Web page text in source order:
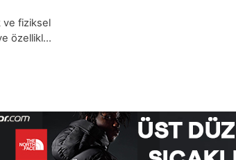
ve fiziksel
özellikle
birlikte
biri,